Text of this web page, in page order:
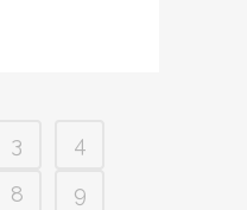
3
4
8
9